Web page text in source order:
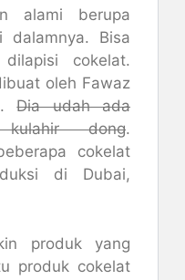
alami berupa
dalamnya. Bisa
cokelat.
oleh Fawaz
Dia udah ada
dong.
cokelat
di Dubai,
produk yang
produk cokelat